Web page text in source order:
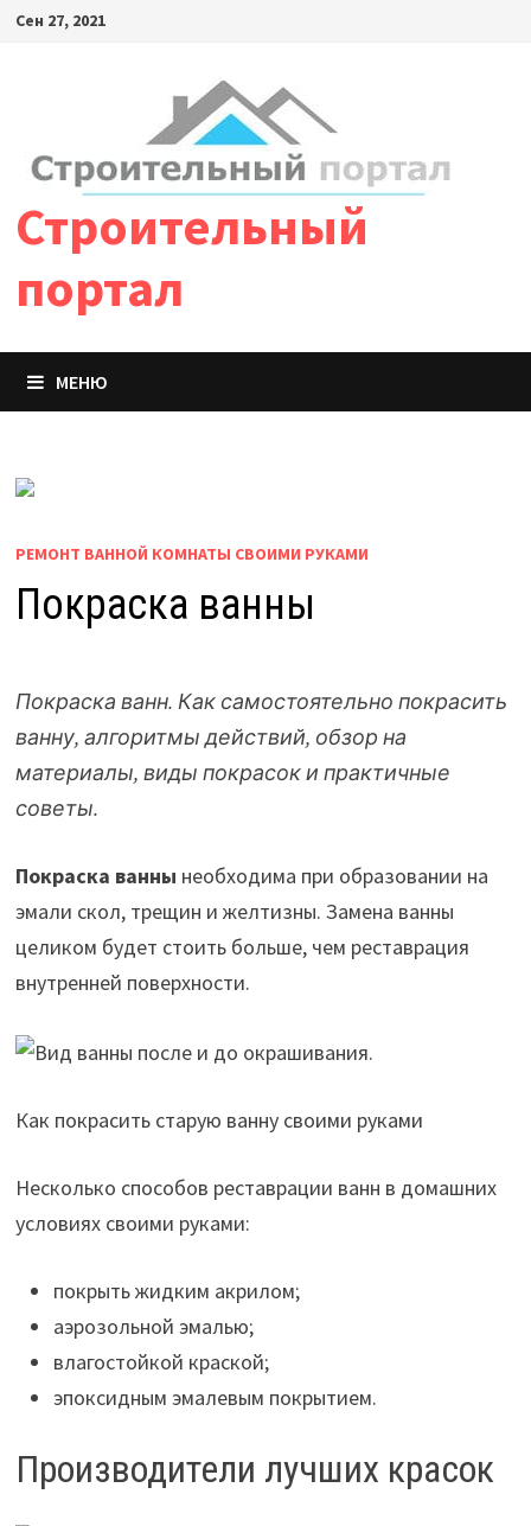
Сен 27, 2021
Строительный
портал
МЕНЮ
РЕМОНТ ВАННОЙ КОМНАТЫ СВОИМИ РУКАМИ
Покраска ванны
Покраска ванн. Как самостоятельно покрасить
ванну, алгоритмы действий, обзор на
материалы, виды покрасок и практичные
советы.
Покраска ванны необходима при образовании на
эмали скол, трещин и желтизны. Замена ванны
целиком будет стоить больше, чем реставрация
внутренней поверхности.
Как покрасить старую ванну своими руками
Несколько способов реставрации ванн в домашних
условиях своими руками:
покрыть жидким акрилом;
аэрозольной эмалью;
влагостойкой краской;
эпоксидным эмалевым покрытием.
Производители лучших красок